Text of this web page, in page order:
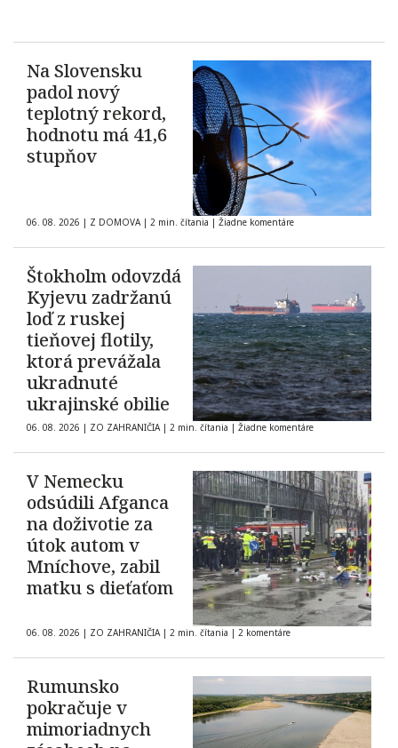
Na Slovensku
padol nový
teplotný rekord,
hodnotu má 41,6
stupňov
06. 08. 2026 | Z DOMOVA | 2 min. čítania | Žiadne komentáre
Štokholm odovzdá
Kyjevu zadržanú
loď z ruskej
tieňovej flotily,
ktorá prevážala
ukradnuté
ukrajinské obilie
06. 08. 2026 | ZO ZAHRANIČIA | 2 min. čítania | Žiadne komentáre
V Nemecku
odsúdili Afganca
na doživotie za
útok autom v
Mníchove, zabil
matku s dieťaťom
06. 08. 2026 | ZO ZAHRANIČIA | 2 min. čítania | 2 komentáre
Rumunsko
pokračuje v
mimoriadnych